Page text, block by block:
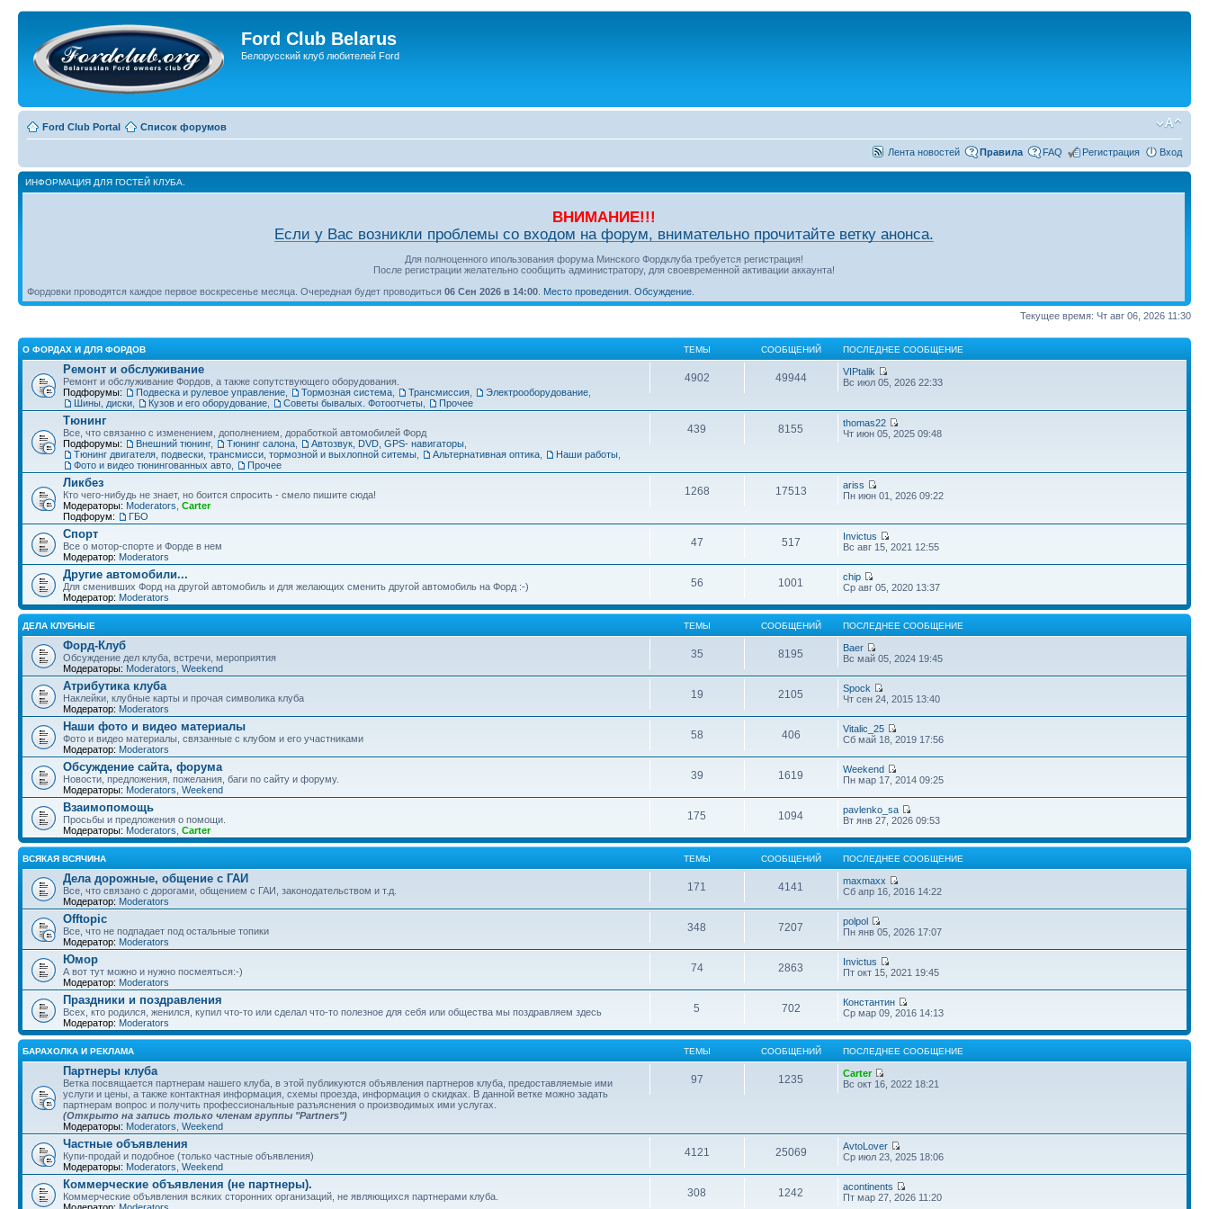
Ford Club Belarus
Белорусский клуб любителей Ford
Ford Club Portal Список форумов
Лента новостей Правила FAQ Регистрация Вход
ИНФОРМАЦИЯ ДЛЯ ГОСТЕЙ КЛУБА.
ВНИМАНИЕ!!!
Если у Вас возникли проблемы со входом на форум, внимательно прочитайте ветку анонса.
Для полноценного ипользования форума Минского Фордклуба требуется регистрация!
После регистрации желательно сообщить администратору, для своевременной активации аккаунта!
Фордовки проводятся каждое первое воскресенье месяца. Очередная будет проводиться 06 Сен 2026 в 14:00 Место проведения. Обсуждение.
Текущее время: Чт авг 06, 2026 11:30
О ФОРДАХ И ДЛЯ ФОРДОВ ТЕМЫ СООБЩЕНИЙ ПОСЛЕДНЕЕ СООБЩЕНИЕ
Ремонт и обслуживание
Ремонт и обслуживание Фордов, а также сопутствующего оборудования.
Подфорумы:
Подвеска и рулевое управление Тормозная система Трансмиссия Электрооборудование
Шины, диски
Кузов и его оборудование Советы бывалых. Фотоотчеты Прочее
4902 49944
VIPtalik
Вс июл 05, 2026 22:33
Тюнинг
Все, что связанно с изменением, дополнением, доработкой автомобилей Форд
Подфорумы:
Внешний тюнинг, Тюнинг салона Автозвук, DVD, GPS- навигаторы
Тюнинг двигателя, подвески, трансмисси, тормозной и выхлопной ситемы
Альтернативная оптика Наши работы
Фото и видео тюнингованных авто
Прочее
439 8155
thomas22
Чт июн 05, 2025 09:48
Ликбез
Кто чего-нибудь не знает, но боится спросить - смело пишите сюда!
Модераторы: Moderators Carter
Подфорум:
ГБО
1268 17513
ariss
Пн июн 01, 2026 09:22
Спорт
Все о мотор-спорте и Форде в нем
Модератор: Moderators
47 517
Invictus
Вс авг 15, 2021 12:55
Другие автомобили...
Для сменивших Форд на другой автомобиль и для желающих сменить другой автомобиль на Форд :-)
Модератор: Moderators
56 1001
chip
Ср авг 05, 2020 13:37
ДЕЛА КЛУБНЫЕ ТЕМЫ СООБЩЕНИЙ ПОСЛЕДНЕЕ СООБЩЕНИЕ
Форд-Клуб
Обсуждение дел клуба, встречи, мероприятия
Модераторы: Moderators Weekend
35 8195
Baer
Вс май 05, 2024 19:45
Атрибутика клуба
Наклейки, клубные карты и прочая символика клуба
Модератор: Moderators
19 2105
Spock
Чт сен 24, 2015 13:40
Наши фото и видео материалы
Фото и видео материалы, связанные с клубом и его участниками
Модератор: Moderators
58 406
Vitalic_25
Сб май 18, 2019 17:56
Обсуждение сайта, форума
Новости, предложения, пожелания, баги по сайту и форуму.
Модераторы: Moderators Weekend
39 1619
Weekend
Пн мар 17, 2014 09:25
Взаимопомощь
Просьбы и предложения о помощи.
Модераторы: Moderators Carter
175 1094
pavlenko_sa
Вт янв 27, 2026 09:53
ВСЯКАЯ ВСЯЧИНА ТЕМЫ СООБЩЕНИЙ ПОСЛЕДНЕЕ СООБЩЕНИЕ
Дела дорожные, общение с ГАИ
Все, что связано с дорогами, общением с ГАИ, законодательством и т.д.
Модератор: Moderators
171 4141
maxmaxx
Сб апр 16, 2016 14:22
Offtopic
Все, что не подпадает под остальные топики
Модератор: Moderators
348 7207
polpol
Пн янв 05, 2026 17:07
Юмор
А вот тут можно и нужно посмеяться:-)
Модератор: Moderators
74 2863
Invictus
Пт окт 15, 2021 19:45
Праздники и поздравления
Всех, кто родился, женился, купил что-то или сделал что-то полезное для себя или общества мы поздравляем здесь
Модератор: Moderators
5 702
Константин
Ср мар 09, 2016 14:13
БАРАХОЛКА И РЕКЛАМА ТЕМЫ СООБЩЕНИЙ ПОСЛЕДНЕЕ СООБЩЕНИЕ
Партнеры клуба
Ветка посвящается партнерам нашего клуба, в этой публикуются объявления партнеров клуба, предоставляемые ими
услуги и цены, а также контактная информация, схемы проезда, информация о скидках. В данной ветке можно задать
партнерам вопрос и получить профессиональные разъяснения о производимых ими услугах.
(Открыто на запись только членам группы "Partners")
Модераторы: Moderators Weekend
97 1235
Carter
Вс окт 16, 2022 18:21
Частные объявления
Купи-продай и подобное (только частные объявления)
Модераторы: Moderators Weekend
4121 25069
AvtoLover
Ср июл 23, 2025 18:06
Коммерческие объявления (не партнеры).
Коммерческие объявления всяких сторонних организаций, не являющихся партнерами клуба.
Модератор: Moderators
308 1242
acontinents
Пт мар 27, 2026 11:20